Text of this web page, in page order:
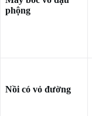
phộng
Nồi có vỏ đường